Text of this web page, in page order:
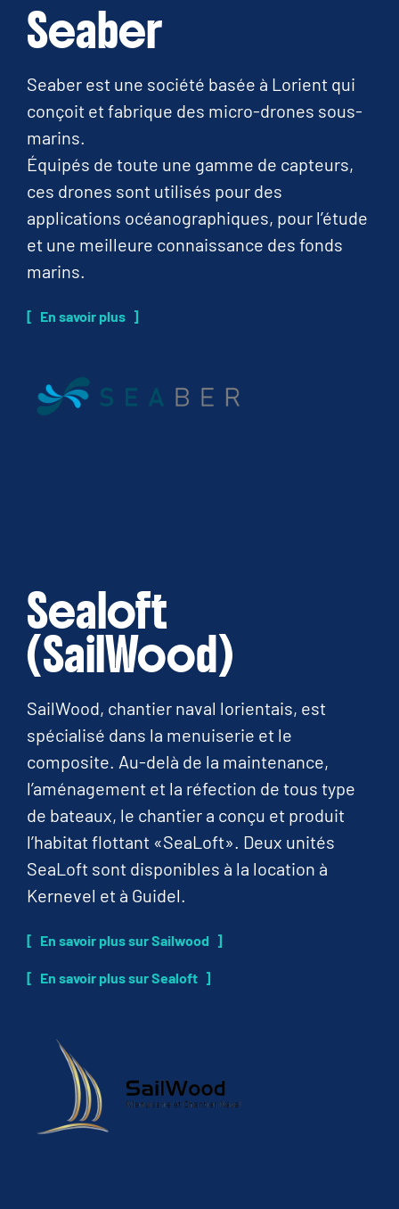
Seaber
Seaber est une société basée à Lorient qui
conçoit et fabrique des micro-drones sous-
marins.
Équipés de toute une gamme de capteurs,
ces drones sont utilisés pour des
applications océanographiques, pour l’étude
et une meilleure connaissance des fonds
marins.
En savoir plus
Sealoft
(SailWood)
SailWood, chantier naval lorientais, est
spécialisé dans la menuiserie et le
composite. Au-delà de la maintenance,
l’aménagement et la réfection de tous type
de bateaux, le chantier a conçu et produit
l’habitat flottant «SeaLoft». Deux unités
SeaLoft sont disponibles à la location à
Kernevel et à Guidel.
En savoir plus sur Sailwood
En savoir plus sur Sealoft